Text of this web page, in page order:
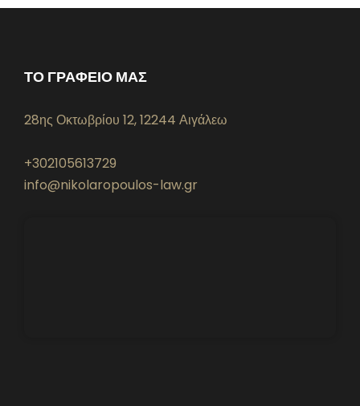
ΤΟ ΓΡΑΦΕΙΟ ΜΑΣ
28ης Οκτωβρίου 12, 12244 Αιγάλεω
+302105613729
info@nikolaropoulos-law.gr